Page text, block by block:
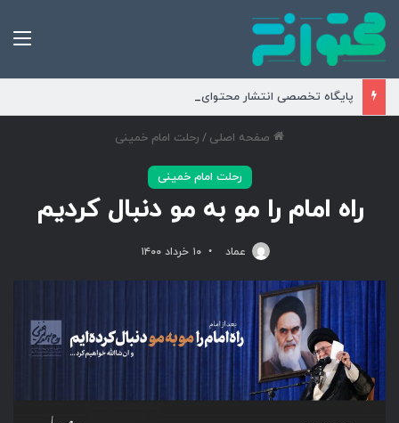
پایگاه تخصصی انتشار محتوای مناسبتی و موضوعی
صفحه اصلی / رحلت امام خمینی
رحلت امام خمینی
راه امام را مو به مو دنبال کردیم
عماد ۱۰ خرداد ۱۴۰۰